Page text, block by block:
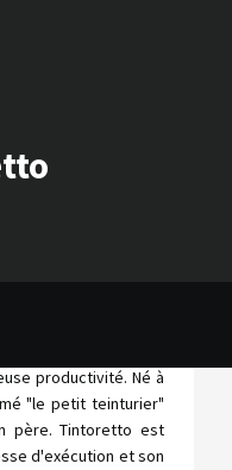
emblématique de
productivité. Né à
"le petit teinturier"
père. Tintoretto est
d'exécution et son